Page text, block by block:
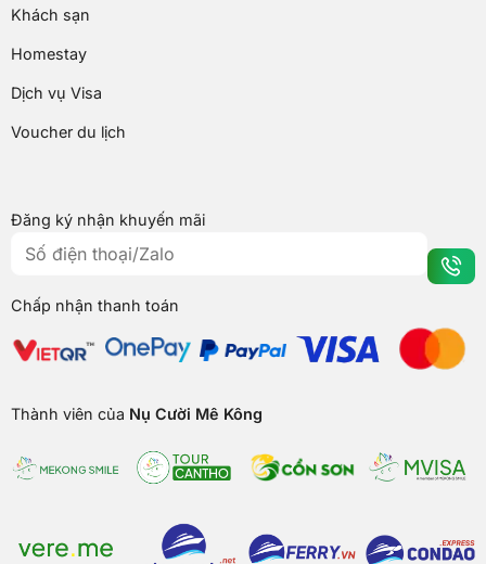
Khách sạn
Homestay
Dịch vụ Visa
Voucher du lịch
Đăng ký nhận khuyến mãi
Chấp nhận thanh toán
Thành viên của Nụ Cười Mê Kông